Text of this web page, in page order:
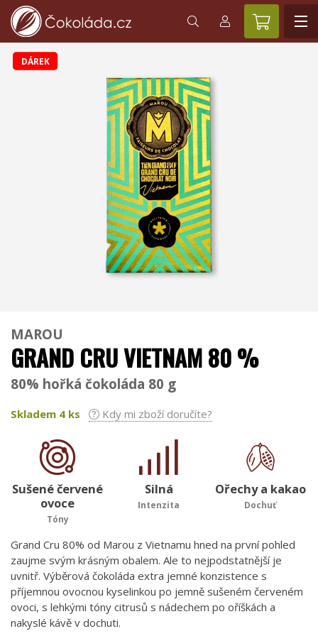
DÁREK
MAROU
GRAND CRU VIETNAM 80 %
80% hořká čokoláda 80 g
Skladem 4 ks Kdy mi zboží doručíte?
Sušené červené
ovoce
Tóny
Silná
Intenzita
Ořechy a kakao
Dochuť
Grand Cru 80% od Marou z Vietnamu hned na první pohled
zaujme svým krásným obalem. Ale to nejpodstatnější je
uvnitř. Výběrová čokoláda extra jemné konzistence s
příjemnou ovocnou kyselinkou po jemně sušeném červeném
ovoci, s lehkými tóny citrusů s nádechem po oříškách a
nakyslé kávě v dochuti.